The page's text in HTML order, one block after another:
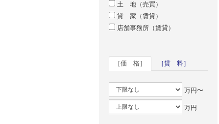
土 地（売買）
貸 家（賃貸）
店舗事務所（賃貸）
［価 格］ ［賃 料］
万円〜
万円